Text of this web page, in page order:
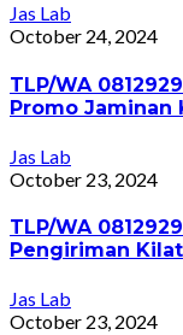
Jas Lab
October 24, 2024
TLP/WA
Promo Jaminan
Jas Lab
October 23, 2024
TLP/WA
Pengiriman Kilat
Jas Lab
October 23, 2024